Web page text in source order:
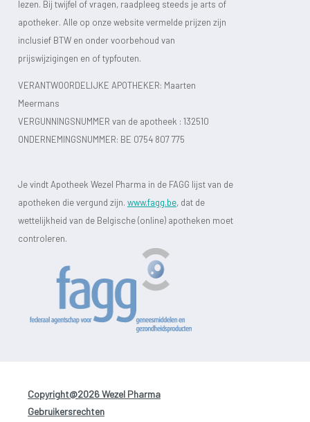
lezen. Bij twijfel of vragen, raadpleeg steeds je arts of
apotheker. Alle op onze website vermelde prijzen zijn
inclusief BTW en onder voorbehoud van
prijswijzigingen en of typfouten.
VERANTWOORDELIJKE APOTHEKER: Maarten
Meermans
VERGUNNINGSNUMMER van de apotheek : 132510
ONDERNEMINGSNUMMER: BE 0754 807 775
Je vindt Apotheek Wezel Pharma in de FAGG lijst van de
apotheken die vergund zijn. www.fagg.be, dat de
wettelijkheid van de Belgische (online) apotheken moet
controleren.
Copyright@2026 Wezel Pharma
Gebruikersrechten